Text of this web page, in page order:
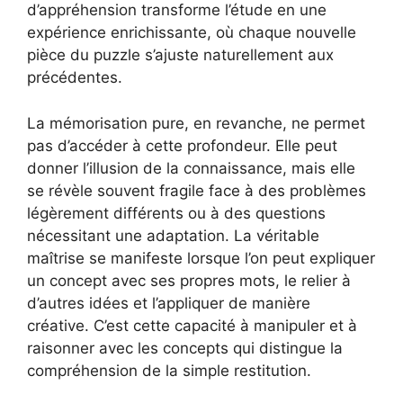
d’appréhension transforme l’étude en une
expérience enrichissante, où chaque nouvelle
pièce du puzzle s’ajuste naturellement aux
précédentes.
La mémorisation pure, en revanche, ne permet
pas d’accéder à cette profondeur. Elle peut
donner l’illusion de la connaissance, mais elle
se révèle souvent fragile face à des problèmes
légèrement différents ou à des questions
nécessitant une adaptation. La véritable
maîtrise se manifeste lorsque l’on peut expliquer
un concept avec ses propres mots, le relier à
d’autres idées et l’appliquer de manière
créative. C’est cette capacité à manipuler et à
raisonner avec les concepts qui distingue la
compréhension de la simple restitution.